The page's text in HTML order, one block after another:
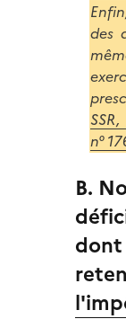
des
n°
B.
dont